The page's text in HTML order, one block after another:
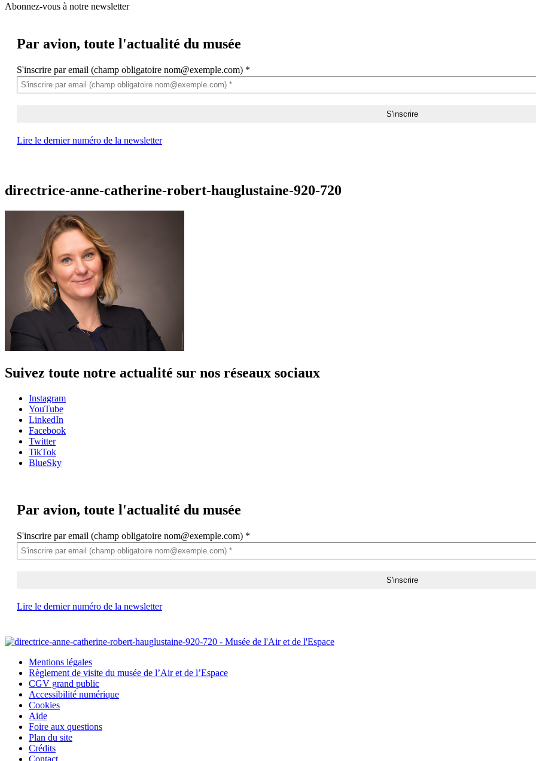
Abonnez-vous à notre newsletter
Par avion, toute l'actualité du musée
S'inscrire par email (champ obligatoire nom@exemple.com) *
Lire le dernier numéro de la newsletter
directrice-anne-catherine-robert-hauglustaine-920-720
Suivez toute notre actualité sur nos réseaux sociaux
Instagram
YouTube
LinkedIn
Facebook
Twitter
TikTok
BlueSky
Par avion, toute l'actualité du musée
S'inscrire par email (champ obligatoire nom@exemple.com) *
Lire le dernier numéro de la newsletter
Mentions légales
Règlement de visite du musée de l’Air et de l’Espace
CGV grand public
Accessibilité numérique
Cookies
Aide
Foire aux questions
Plan du site
Crédits